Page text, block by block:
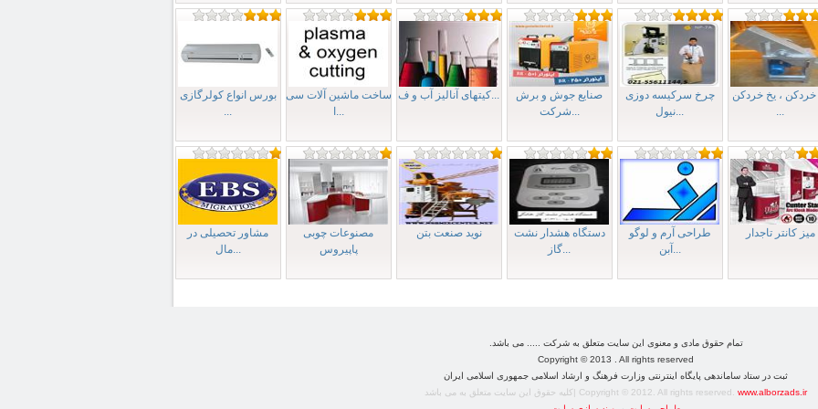
خردکن ، یخ خردکن
...
چرخ سرکیسه دوزی
نیول...
صنایع جوش و برش
شرکت...
کیتهای آنالیز آب و ف...
ساخت ماشین آلات سی
ا...
بورس انواع کولرگازی
...
ميز کانتر تاجدار
طراحی آرم و لوگو
آبن...
دستگاه هشدار نشت
گاز...
نويد صنعت بتن
مصنوعات چوبی
پاپیروس
مشاور تحصیلی‌ در
مال...
تمام حقوق مادی و معنوی این سایت متعلق به شرکت ..... می باشد.
Copyright © 2013 . All rights reserved
ثبت در ستاد ساماندهی پايگاه اينترنتی وزارت فرهنگ و ارشاد اسلامی جمهوری اسلامی ايران
Copyright © 2012. All rights reserved. www.alborzads.ir
|کلیه حقوق این سایت متعلق به می باشد